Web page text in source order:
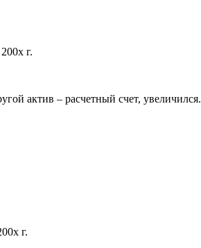
г.
актив – расчетный счет, увеличился.
г.